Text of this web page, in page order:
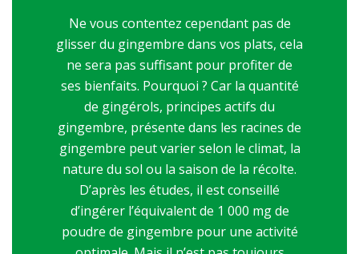
Ne vous contentez cependant pas de
glisser du gingembre dans vos plats, cela
ne sera pas suffisant pour profiter de
ses bienfaits. Pourquoi ? Car la quantité
de gingérols, principes actifs du
gingembre, présente dans les racines de
gingembre peut varier selon le climat, la
nature du sol ou la saison de la récolte.
D’après les études, il est conseillé
d’ingérer l’équivalent de 1 000 mg de
poudre de gingembre pour une activité